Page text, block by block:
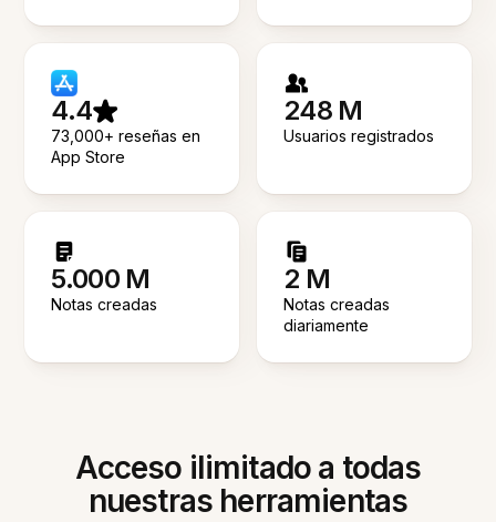
4.4
73,000+ reseñas en
App Store
248 M
Usuarios registrados
5.000 M
Notas creadas
2 M
Notas creadas
diariamente
Acceso ilimitado a todas
nuestras herramientas